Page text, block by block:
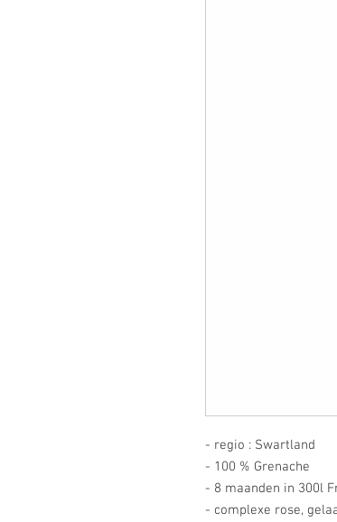
- regio : Swartland
- 100 % Grenache
- 8 maanden in 300l
- complexe rose,